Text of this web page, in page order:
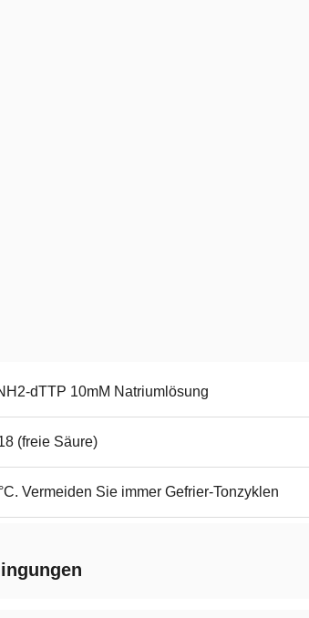
dTTP 10mM Natriumlösung
(freie Säure)
Vermeiden Sie immer Gefrier-Tonzyklen